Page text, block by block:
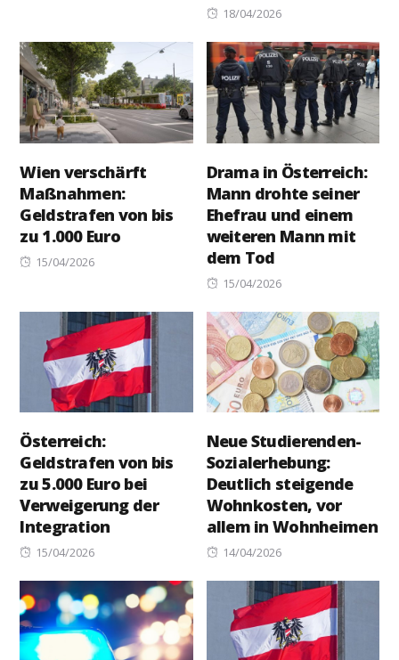
Posted
18/04/2026
Wien verschärft
Maßnahmen:
Geldstrafen von bis
zu 1.000 Euro
Posted
15/04/2026
Drama in Österreich:
Mann drohte seiner
Ehefrau und einem
weiteren Mann mit
dem Tod
Posted
15/04/2026
Österreich:
Geldstrafen von bis
zu 5.000 Euro bei
Verweigerung der
Integration
Posted
15/04/2026
Neue Studierenden-
Sozialerhebung:
Deutlich steigende
Wohnkosten, vor
allem in Wohnheimen
Posted
14/04/2026